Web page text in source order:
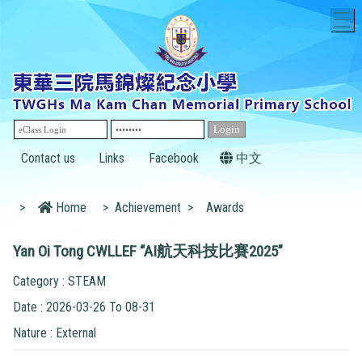
Contact us Links Facebook 中文
> Home > Achievement > Awards
Yan Oi Tong CWLLEF “AI航天科技比賽2025”
Category : STEAM
Date : 2026-03-26 To 08-31
Nature : External